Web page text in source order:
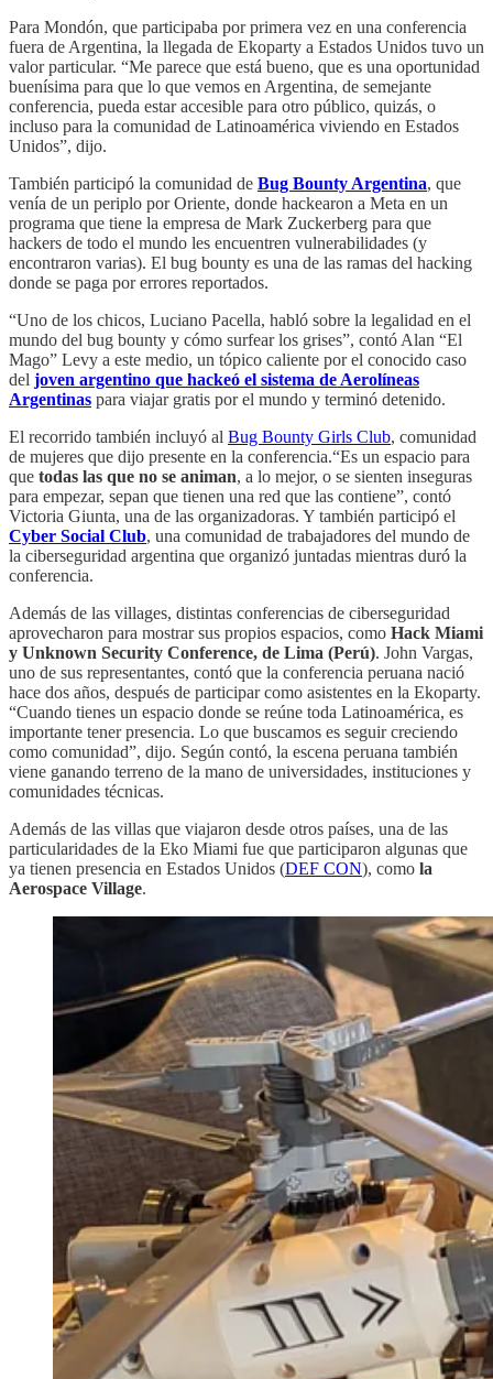
Para Mondón, que participaba por primera vez en una conferencia
fuera de Argentina, la llegada de Ekoparty a Estados Unidos tuvo un
valor particular. “Me parece que está bueno, que es una oportunidad
buenísima para que lo que vemos en Argentina, de semejante
conferencia, pueda estar accesible para otro público, quizás, o
incluso para la comunidad de Latinoamérica viviendo en Estados
Unidos”, dijo.
También participó la comunidad de Bug Bounty Argentina, que
venía de un periplo por Oriente, donde hackearon a Meta en un
programa que tiene la empresa de Mark Zuckerberg para que
hackers de todo el mundo les encuentren vulnerabilidades (y
encontraron varias). El bug bounty es una de las ramas del hacking
donde se paga por errores reportados.
“Uno de los chicos, Luciano Pacella, habló sobre la legalidad en el
mundo del bug bounty y cómo surfear los grises”, contó Alan “El
Mago” Levy a este medio, un tópico caliente por el conocido caso
del joven argentino que hackeó el sistema de Aerolíneas
Argentinas para viajar gratis por el mundo y terminó detenido.
El recorrido también incluyó al Bug Bounty Girls Club, comunidad
de mujeres que dijo presente en la conferencia.“Es un espacio para
que todas las que no se animan, a lo mejor, o se sienten inseguras
para empezar, sepan que tienen una red que las contiene”, contó
Victoria Giunta, una de las organizadoras. Y también participó el
Cyber Social Club, una comunidad de trabajadores del mundo de
la ciberseguridad argentina que organizó juntadas mientras duró la
conferencia.
Además de las villages, distintas conferencias de ciberseguridad
aprovecharon para mostrar sus propios espacios, como Hack Miami
y Unknown Security Conference, de Lima (Perú). John Vargas,
uno de sus representantes, contó que la conferencia peruana nació
hace dos años, después de participar como asistentes en la Ekoparty.
“Cuando tienes un espacio donde se reúne toda Latinoamérica, es
importante tener presencia. Lo que buscamos es seguir creciendo
como comunidad”, dijo. Según contó, la escena peruana también
viene ganando terreno de la mano de universidades, instituciones y
comunidades técnicas.
Además de las villas que viajaron desde otros países, una de las
particularidades de la Eko Miami fue que participaron algunas que
ya tienen presencia en Estados Unidos (DEF CON), como la
Aerospace Village.